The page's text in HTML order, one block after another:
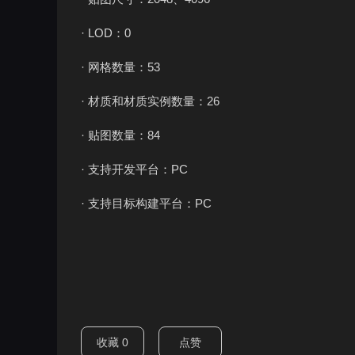
· LOD：0
· 网格数量：53
· 材质和材质实例数量：26
· 贴图数量：84
· 支持开发平台：PC
· 支持目标构建平台：PC
收藏 0 点赞